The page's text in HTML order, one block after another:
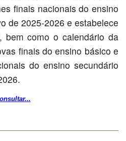
finais nacionais do ensino
de 2025-2026 e estabelece
bem como o calendário da
finais do ensino básico e
do ensino secundário